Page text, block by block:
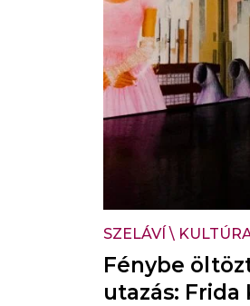
SZELÁVÍ \
Fénybe
utazás: Frida